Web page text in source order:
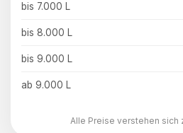
bis 7.000 L
bis 8.000 L
bis 9.000 L
ab 9.000 L
Alle Preise verstehen sich